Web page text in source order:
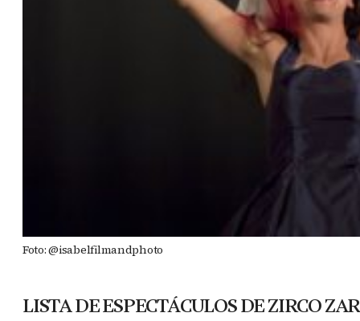
Foto: @isabelfilmandphoto
LISTA DE ESPECTÁCULOS DE ZIRCO